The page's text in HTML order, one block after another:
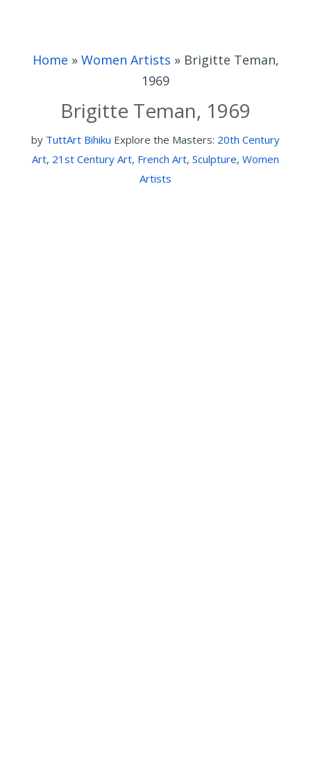
Home » Women Artists » Brigitte Teman,
1969
Brigitte Teman, 1969
by TuttArt Bihiku Explore the Masters: 20th Century
Art, 21st Century Art, French Art, Sculpture, Women
Artists